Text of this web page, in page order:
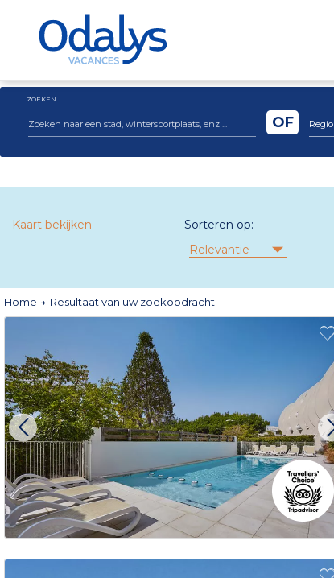
ZOEKEN
Regio
OF
Kaart bekijken
Sorteren op:
Relevantie
Home Resultaat van uw zoekopdracht